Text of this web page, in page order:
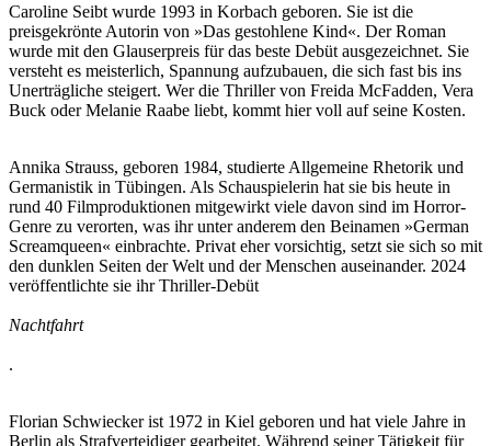
Caroline Seibt wurde 1993 in Korbach geboren. Sie ist die
preisgekrönte Autorin von »Das gestohlene Kind«. Der Roman
wurde mit den Glauserpreis für das beste Debüt ausgezeichnet. Sie
versteht es meisterlich, Spannung aufzubauen, die sich fast bis ins
Unerträgliche steigert. Wer die Thriller von Freida McFadden, Vera
Buck oder Melanie Raabe liebt, kommt hier voll auf seine Kosten.
Annika Strauss, geboren 1984, studierte Allgemeine Rhetorik und
Germanistik in Tübingen. Als Schauspielerin hat sie bis heute in
rund 40 Filmproduktionen mitgewirkt viele davon sind im Horror-
Genre zu verorten, was ihr unter anderem den Beinamen »German
Screamqueen« einbrachte. Privat eher vorsichtig, setzt sie sich so mit
den dunklen Seiten der Welt und der Menschen auseinander. 2024
veröffentlichte sie ihr Thriller-Debüt
Nachtfahrt
.
Florian Schwiecker ist 1972 in Kiel geboren und hat viele Jahre in
Berlin als Strafverteidiger gearbeitet. Während seiner Tätigkeit für